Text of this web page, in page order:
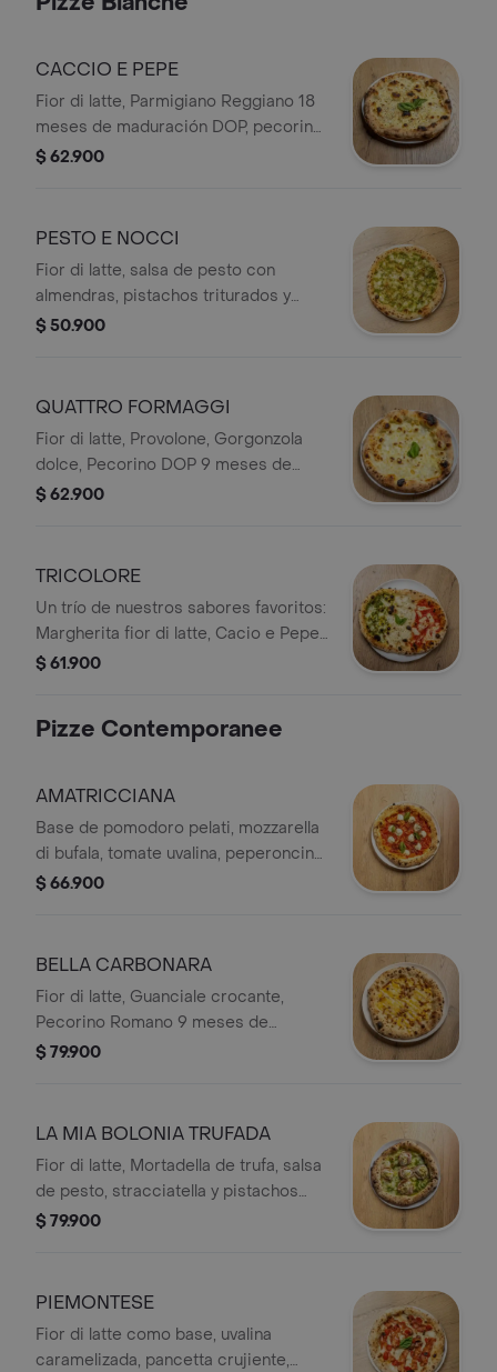
CACCIO E PEPE
Fior di latte, Parmigiano Reggiano 18
meses de maduración DOP, pecorino
romano 9 meses DOP, mix de
fresca.
$ 62.900
PESTO E NOCCI
Fior di latte, salsa de pesto con
almendras, pistachos triturados y
lascas de parmigiano reggiano 18
$ 50.900
QUATTRO FORMAGGI
Fior di latte, Provolone, Gorgonzola
dolce, Pecorino DOP 9 meses de
maduración, hojas de albahaca y miel
$ 62.900
TRICOLORE
​​Un trío de nuestros sabores favoritos:
Margherita fior di latte, Cacio e Pepe
y Pesto e Noci.
$ 61.900
Pizze Contemporanee
AMATRICCIANA
Base de pomodoro pelati, mozzarella
di bufala, tomate uvalina, peperoncino,
ajo, guanciale crocante y albahaca.
$ 66.900
BELLA CARBONARA
​Fior di latte, Guanciale crocante,
Pecorino Romano 9 meses de
maduración, salsa carbonara, lascas
$ 79.900
LA MIA BOLONIA TRUFADA
Fior di latte, Mortadella de trufa, salsa
de pesto, stracciatella y pistachos
troceados.
$ 79.900
PIEMONTESE
Fior di latte como base, uvalina
caramelizada, pancetta crujiente,